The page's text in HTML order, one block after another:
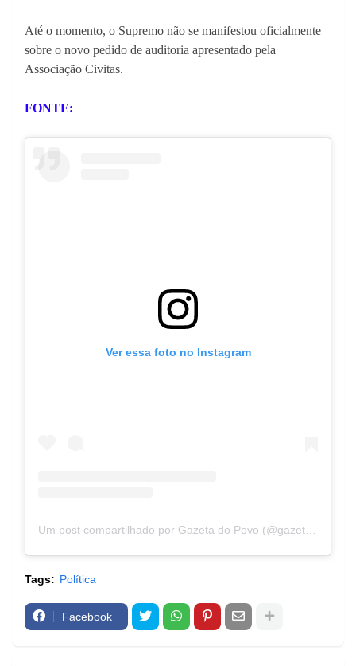
Até o momento, o Supremo não se manifestou oficialmente
sobre o novo pedido de auditoria apresentado pela
Associação Civitas.
FONTE:
Ver essa foto no Instagram
Tags: Política
Facebook